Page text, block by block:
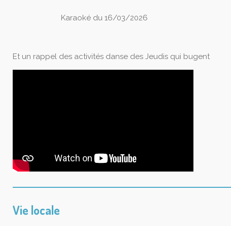
Karaoké du 16/03/2026
Et un rappel des activités danse des Jeudis qui bugent
Vie locale